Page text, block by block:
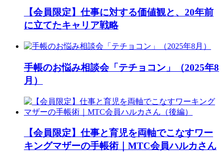
【会員限定】仕事に対する価値観と、20年前
に立てたキャリア戦略
手帳のお悩み相談会「テチョコン」（2025年8
月）
【会員限定】仕事と育児を両軸でこなすワー
キングマザーの手帳術｜MTC会員ハルカさん